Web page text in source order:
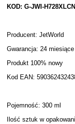
KOD: G-JWI-H728XLCN
Producent: JetWorld
Gwarancja: 24 miesiące
Produkt 100% nowy
Kod EAN:
Pojemność: 300 ml
Ilość sztuk w